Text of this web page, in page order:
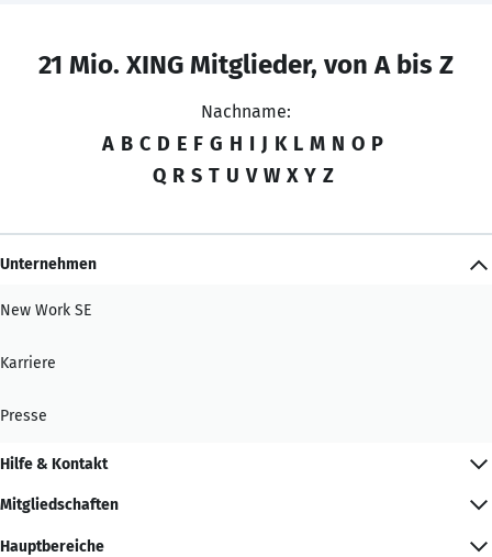
21 Mio. XING Mitglieder, von A bis Z
Nachname:
A B C D E F G H I J K L M N O P
Q R S T U V W X Y Z
Unternehmen
New Work SE
Karriere
Presse
Hilfe & Kontakt
Mitgliedschaften
Hauptbereiche